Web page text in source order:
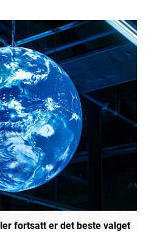
fortsatt er det beste valget